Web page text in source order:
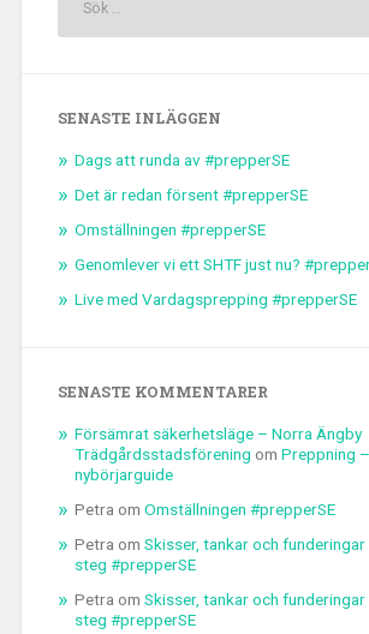
SENASTE INLÄGGEN
Dags att runda av #prepperSE
Det är redan försent #prepperSE
Omställningen #prepperSE
Genomlever vi ett SHTF just nu?
Live med Vardagsprepping #prepperSE
SENASTE KOMMENTARER
Försämrat säkerhetsläge – Norra Ängby
Trädgårdsstadsförening om Preppning
nybörjarguide
Petra om Omställningen #prepperSE
Petra om Skisser, tankar och
steg #prepperSE
Petra om Skisser, tankar och
steg #prepperSE